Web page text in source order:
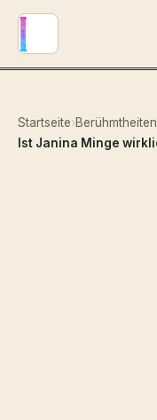
Startseite›Berühmtheiten